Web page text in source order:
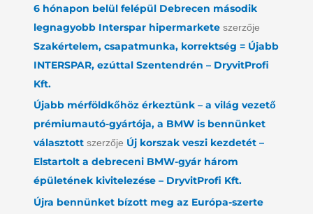
6 hónapon belül felépül Debrecen második
legnagyobb Interspar hipermarkete szerzője
Szakértelem, csapatmunka, korrektség = Újabb
INTERSPAR, ezúttal Szentendrén – DryvitProfi
Kft.
Újabb mérföldkőhöz érkeztünk – a világ vezető
prémiumautó-gyártója, a BMW is bennünket
választott szerzője Új korszak veszi kezdetét –
Elstartolt a debreceni BMW-gyár három
épületének kivitelezése – DryvitProfi Kft.
Újra bennünket bízott meg az Európa-szerte